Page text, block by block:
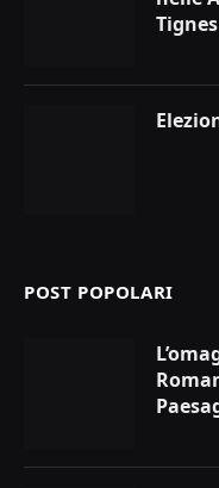
Tignes
POST POPOLARI